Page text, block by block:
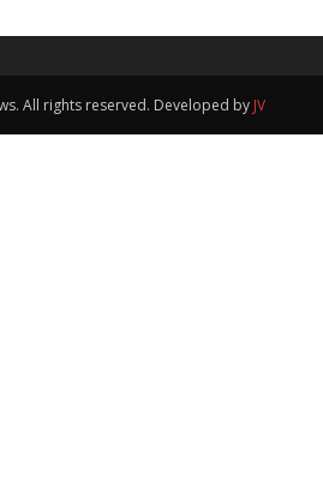
All rights reserved. Developed by JV